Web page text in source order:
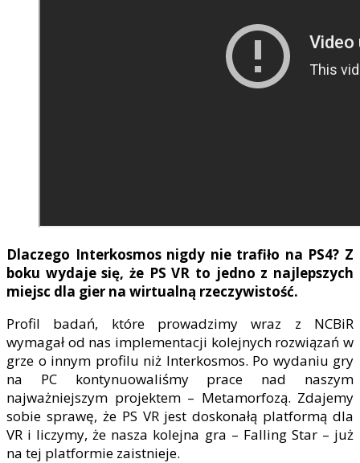
Dlaczego Interkosmos nigdy nie trafiło na PS4? Z
boku wydaje się, że PS VR to jedno z najlepszych
miejsc dla gier na wirtualną rzeczywistość.
Profil badań, które prowadzimy wraz z NCBiR
wymagał od nas implementacji kolejnych rozwiązań w
grze o innym profilu niż Interkosmos. Po wydaniu gry
na PC kontynuowaliśmy prace nad naszym
najważniejszym projektem – Metamorfozą. Zdajemy
sobie sprawę, że PS VR jest doskonałą platformą dla
VR i liczymy, że nasza kolejna gra – Falling Star – już
na tej platformie zaistnieje.